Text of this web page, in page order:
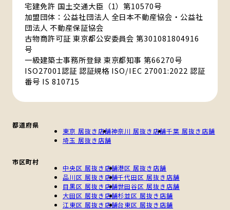
宅建免許 国土交通大臣（1）第10570号
加盟団体：公益社団法人 全日本不動産協会・公益社
団法人 不動産保証協会
古物商許可証 東京都公安委員会 第301081804916
号
一級建築士事務所登録 東京都知事 第66270号
ISO27001認証 認証規格 ISO/IEC 27001:2022 認証
番号 IS 810715
都道府県
東京 居抜き店舗神奈川 居抜き店舗千葉 居抜き店舗
埼玉 居抜き店舗
市区町村
中央区 居抜き店舗港区 居抜き店舗
品川区 居抜き店舗千代田区 居抜き店舗
目黒区 居抜き店舗世田谷区 居抜き店舗
大田区 居抜き店舗杉並区 居抜き店舗
江東区 居抜き店舗台東区 居抜き店舗